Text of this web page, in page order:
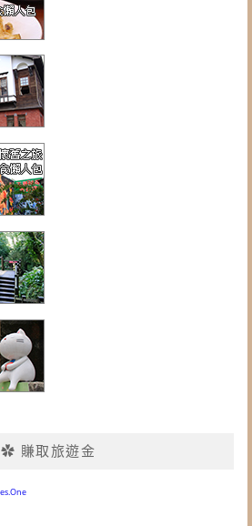
✿ 賺取旅遊金